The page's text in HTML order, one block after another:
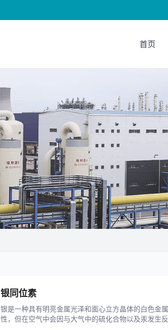
首页
银同位素
银是一种具有明亮金属光泽和面心立方晶体的白色金
性，但在空气中会因与大气中的硫化合物以及汞发生